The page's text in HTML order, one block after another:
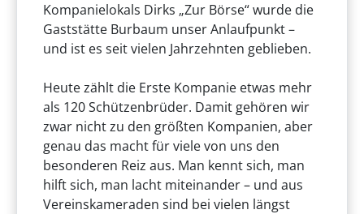
Kompanielokals Dirks „Zur Börse“ wurde die
Gaststätte Burbaum unser Anlaufpunkt –
und ist es seit vielen Jahrzehnten geblieben.
Heute zählt die Erste Kompanie etwas mehr
als 120 Schützenbrüder. Damit gehören wir
zwar nicht zu den größten Kompanien, aber
genau das macht für viele von uns den
besonderen Reiz aus. Man kennt sich, man
hilft sich, man lacht miteinander – und aus
Vereinskameraden sind bei vielen längst